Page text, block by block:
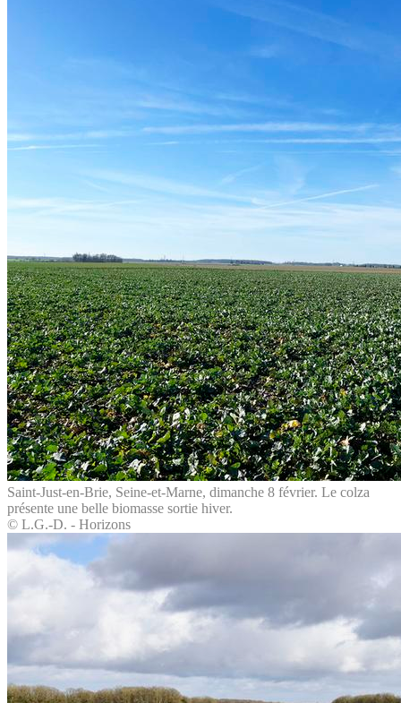
Saint-Just-en-Brie, Seine-et-Marne, dimanche 8 février. Le colza
présente une belle biomasse sortie hiver.
© L.G.-D. - Horizons